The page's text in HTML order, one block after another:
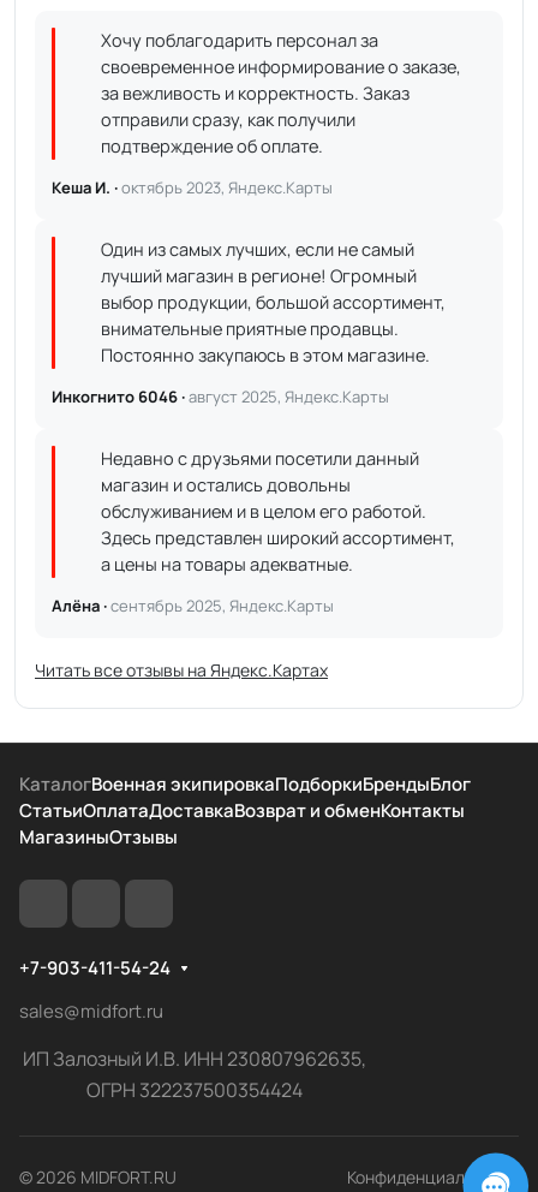
Хочу поблагодарить персонал за
своевременное информирование о заказе,
за вежливость и корректность. Заказ
отправили сразу, как получили
подтверждение об оплате.
Кеша И. ·октябрь 2023, Яндекс.Карты
Один из самых лучших, если не самый
лучший магазин в регионе! Огромный
выбор продукции, большой ассортимент,
внимательные приятные продавцы.
Постоянно закупаюсь в этом магазине.
Инкогнито 6046 ·август 2025, Яндекс.Карты
Недавно с друзьями посетили данный
магазин и остались довольны
обслуживанием и в целом его работой.
Здесь представлен широкий ассортимент,
а цены на товары адекватные.
Алёна ·сентябрь 2025, Яндекс.Карты
Читать все отзывы на Яндекс.Картах
КаталогВоенная экипировкаПодборкиБрендыБлог
СтатьиОплатаДоставкаВозврат и обменКонтакты
МагазиныОтзывы
+7-903-411-54-24
sales@midfort.ru
ИП Залозный И.В. ИНН 230807962635,
ОГРН 322237500354424
© 2026 MIDFORT.RU Конфиденциальность